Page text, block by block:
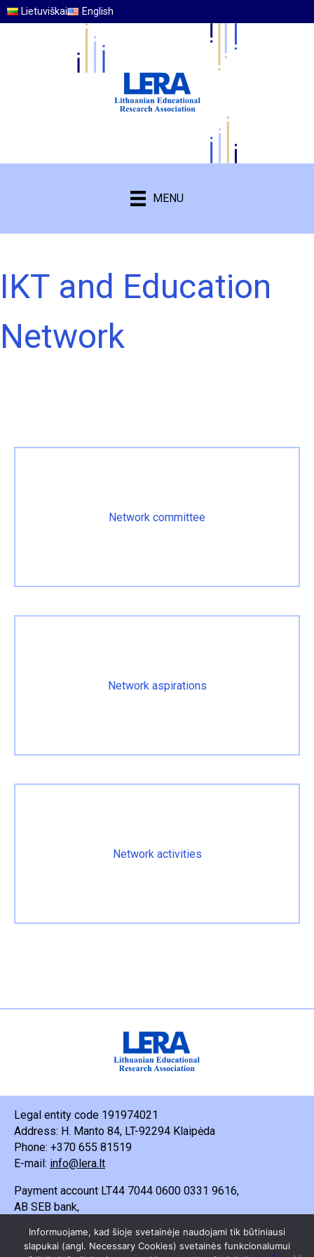
Lietuviškai English
MENU
IKT and Education
Network
Network committee
Network aspirations
Network activities
Legal entity code 191974021
Address: H. Manto 84, LT-92294 Klaipėda
Phone: +370 655 81519
E-mail: info@lera.lt
Payment account LT44 7044 0600 0331 9616,
AB SEB bank,
Informuojame, kad šioje svetainėje naudojami tik būtiniausi
slapukai (angl. Necessary Cookies) svetainės funkcionalumui